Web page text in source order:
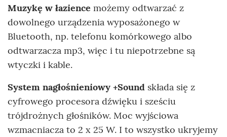
Muzykę w łazience możemy odtwarzać z
dowolnego urządzenia wyposażonego w
Bluetooth, np. telefonu komórkowego albo
odtwarzacza mp3, więc i tu niepotrzebne są
wtyczki i kable.
System nagłośnieniowy +Sound składa się z
cyfrowego procesora dźwięku i sześciu
trójdrożnych głośników. Moc wyjściowa
wzmacniacza to 2 x 25 W. I to wszystko ukryjemy